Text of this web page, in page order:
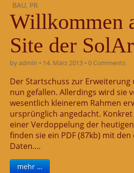
BAU, PR
Willkommen
Site der
byadmin • 14. März 2013 • 0 Comments
Der Startschuss zur Erweiterung
nun gefallen. Allerdings wird sie
wesentlich kleinerem Rahmen
ursprünglich angedacht.
einer Verdoppelung der
finden sie ein PDF (87kb) mit
Daten.…
mehr …